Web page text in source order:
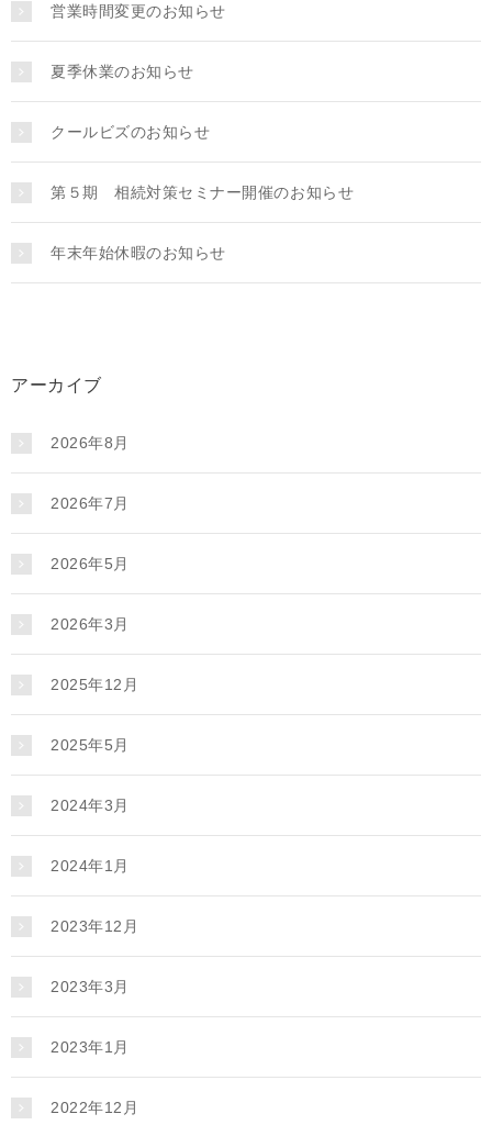
営業時間変更のお知らせ
夏季休業のお知らせ
クールビズのお知らせ
第５期 相続対策セミナー開催のお知らせ
年末年始休暇のお知らせ
アーカイブ
2026年8月
2026年7月
2026年5月
2026年3月
2025年12月
2025年5月
2024年3月
2024年1月
2023年12月
2023年3月
2023年1月
2022年12月